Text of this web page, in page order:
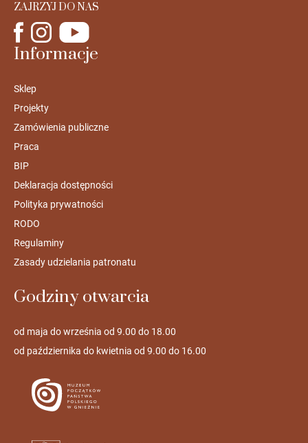
ZAJRZYJ DO NAS
Informacje
Sklep
Projekty
Zamówienia publiczne
Praca
BIP
Deklaracja dostępności
Polityka prywatności
RODO
Regulaminy
Zasady udzielania patronatu
Godziny otwarcia
od maja do września od 9.00 do 18.00
od października do kwietnia od 9.00 do 16.00